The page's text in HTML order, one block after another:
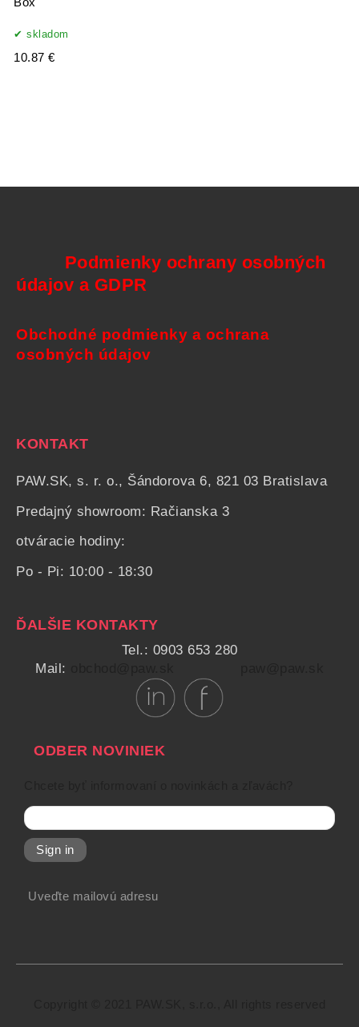
skladom
10.87 €
Podmienky ochrany osobných
údajov a GDPR
Obchodné podmienky a ochrana
osobných údajov
KONTAKT
PAW.SK, s. r. o., Šándorova 6, 821 03 Bratislava
Predajný showroom: Račianska 3
otváracie hodiny:
Po - Pi: 10:00 - 18:30
ĎALŠIE KONTAKTY
Tel.: 0903 653 280
Mail:
ODBER NOVINIEK
Sign in
Uveďte mailovú adresu